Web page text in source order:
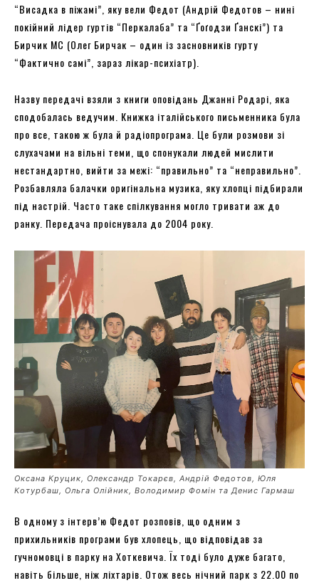
“Висадка в піжамі”, яку вели Федот (Андрій Федотов – нині
покійний лідер гуртів “Перкалаба” та “Ґоґодзи Ґанскі”) та
Бирчик МС (Олег Бирчак – один із засновників гурту
“Фактично самі”, зараз лікар-психіатр).
Назву передачі взяли з книги оповідань Джанні Родарі, яка
сподобалась ведучим. Книжка італійського письменника була
про все, такою ж була й радіопрограма. Це були розмови зі
слухачами на вільні теми, що спонукали людей мислити
нестандартно, вийти за межі: “правильно” та “неправильно”.
Розбавляла балачки оригінальна музика, яку хлопці підбирали
під настрій. Часто таке спілкування могло тривати аж до
ранку. Передача проіснувала до 2004 року.
Оксана Круцик, Олександр Токарєв, Андрій Федотов, Юля
Котурбаш, Ольга Олійник, Володимир Фомін та Денис Гармаш
В одному з інтерв’ю Федот розповів, що одним з
прихильників програми був хлопець, що відповідав за
гучномовці в парку на Хоткевича. Їх тоді було дуже багато,
навіть більше, ніж ліхтарів. Отож весь нічний парк з 22.00 по